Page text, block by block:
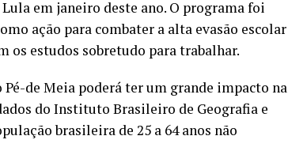
Lula em janeiro deste ano. O programa foi
ação para combater a alta evasão escolar
os estudos sobretudo para trabalhar.
de Meia poderá ter um grande impacto na
do Instituto Brasileiro de Geografia e
brasileira de 25 a 64 anos não